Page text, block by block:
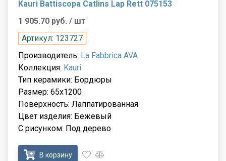
Kauri Battiscopa Catlins Lap Rett 075153
1 905.70 руб. / шт
Артикул: 123727
Производитель: La Fabbrica AVA
Коллекция: Kauri
Тип керамики: Бордюры
Размер: 65x1200
Поверхность: Лаппатированная
Цвет изделия: Бежевый
С рисунком: Под дерево
В корзину